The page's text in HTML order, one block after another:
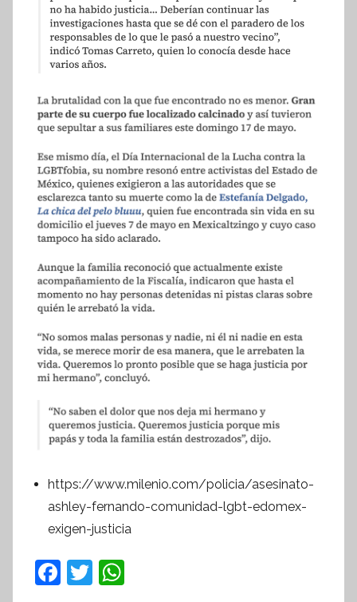
https://www.milenio.com/policia/asesinato-
ashley-fernando-comunidad-lgbt-edomex-
exigen-justicia
F
T